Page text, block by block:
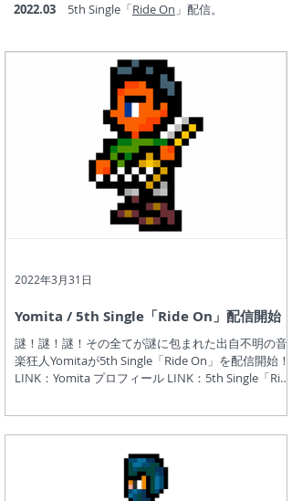
2022.03 5th Single「Ride On 」配信。
Yomita / 5th Single「Ride On」配信開始！
謎！謎！謎！その全てが謎に包まれた出自不明の音
楽狂人Yomitaが5th Single「Ride On」を配信開始！
LINK：Yomita プロフィール LINK：5th Single「Ride
2022年3月31日